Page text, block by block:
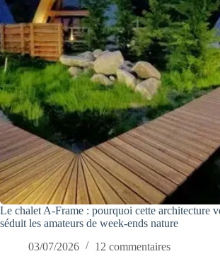
Le chalet A-Frame : pourquoi cette architecture
séduit les amateurs de week-ends nature
03/07/2026
12 commentaires